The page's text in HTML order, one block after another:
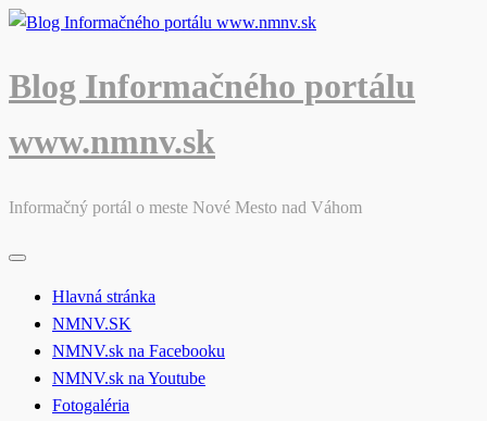
Skip
content
Blog Informačného portálu
www.nmnv.sk
Informačný portál o meste Nové Mesto nad Váhom
Hlavná stránka
NMNV.SK
NMNV.sk na Facebooku
NMNV.sk na Youtube
Fotogaléria